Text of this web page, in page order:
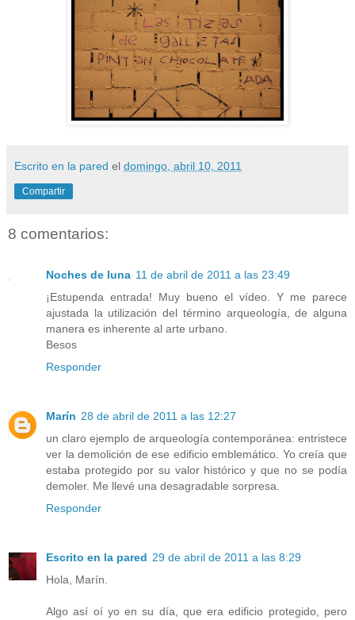
Escrito en la pared el domingo, abril 10, 2011
Compartir
8 comentarios:
Noches de luna 11 de abril de 2011 a las 23:49
¡Estupenda entrada! Muy bueno el vídeo. Y me parece
ajustada la utilización del término arqueología, de alguna
manera es inherente al arte urbano.
Besos
Responder
Marín 28 de abril de 2011 a las 12:27
un claro ejemplo de arqueología contemporánea: entristece
ver la demolición de ese edificio emblemático. Yo creía que
estaba protegido por su valor histórico y que no se podía
demoler. Me llevé una desagradable sorpresa.
Responder
Escrito en la pared 29 de abril de 2011 a las 8:29
Hola, Marín.
Algo así oí yo en su día, que era edificio protegido, pero